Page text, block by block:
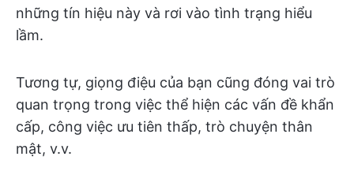
những tín hiệu này và rơi vào tình trạng hiểu
lầm.
Tương tự, giọng điệu của bạn cũng đóng vai trò
quan trọng trong việc thể hiện các vấn đề khẩn
cấp, công việc ưu tiên thấp, trò chuyện thân
mật, v.v.